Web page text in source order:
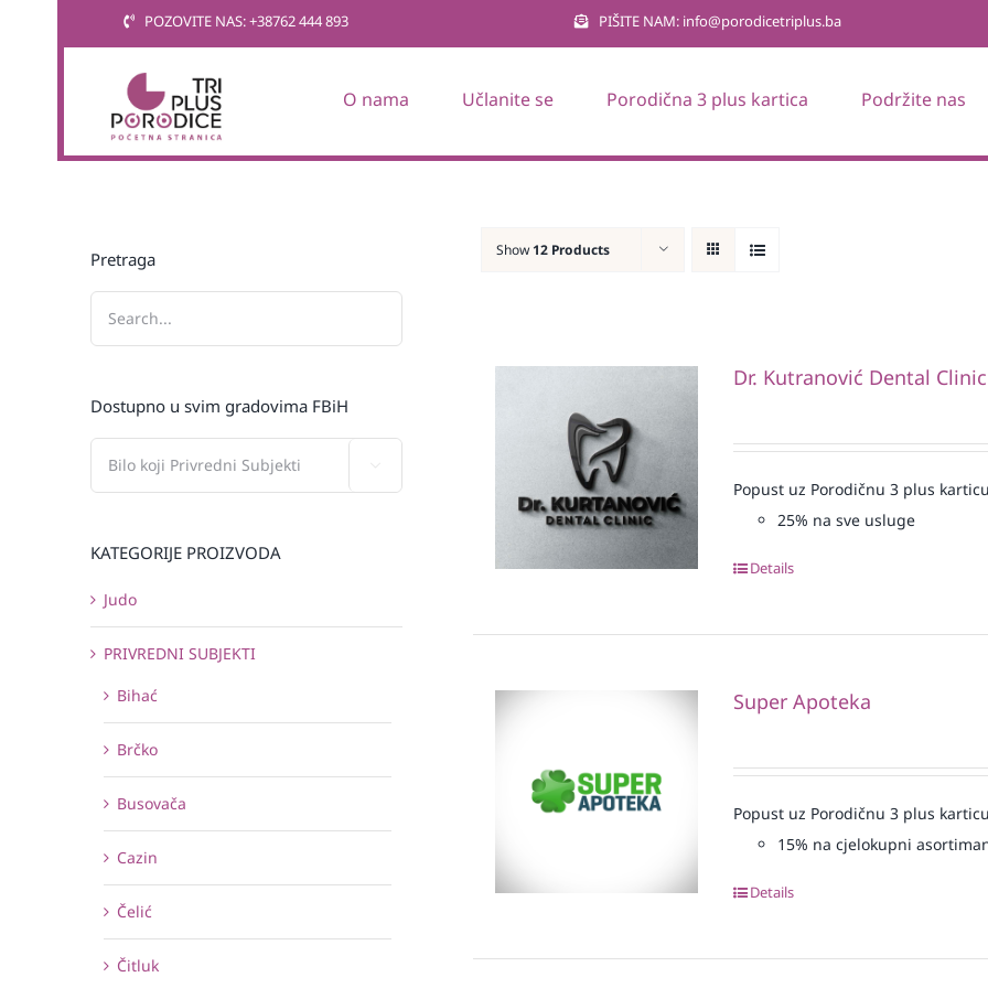
POZOVITE NAS: +38762 444 893 PIŠITE NAM: info@porodicetriplus.ba
O nama Učlanite se Porodična 3 plus kartica Podržite nas
Show 12 Products
Dr. Kutranović Dental Clinic
Popust uz Porodičnu 3 plus
25% na sve usluge
Details
Super Apoteka
Popust uz Porodičnu 3 plus
15% na cjelokupni
Details
Pretraga
Dostupno u svim gradovima FBiH
KATEGORIJE PROIZVODA
Judo
PRIVREDNI SUBJEKTI
Bihać
Brčko
Busovača
Cazin
Čelić
Čitluk